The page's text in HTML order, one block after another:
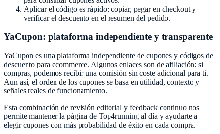
Aplicar el código es rápido: copiar, pegar en checkout y
verificar el descuento en el resumen del pedido.
YaCupon: plataforma independiente y transparente
YaCupon es una plataforma independiente de cupones y códigos de
descuento para ecommerce. Algunos enlaces son de afiliación: si
compras, podemos recibir una comisión sin coste adicional para ti.
Aun así, el orden de los cupones se basa en utilidad, contexto y
señales reales de funcionamiento.
Esta combinación de revisión editorial y feedback continuo nos
permite mantener la página de Top4running al día y ayudarte a
elegir cupones con más probabilidad de éxito en cada compra.